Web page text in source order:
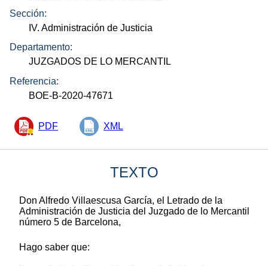
Sección:
IV. Administración de Justicia
Departamento:
JUZGADOS DE LO MERCANTIL
Referencia:
BOE-B-2020-47671
PDF XML
TEXTO
Don Alfredo Villaescusa García, el Letrado de la
Administración de Justicia del Juzgado de lo Mercantil
número 5 de Barcelona,
Hago saber que: